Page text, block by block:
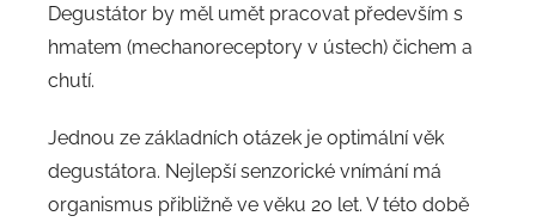
Degustátor by měl umět pracovat především s
hmatem (mechanoreceptory v ústech) čichem a
chutí.
Jednou ze základních otázek je optimální věk
degustátora. Nejlepší senzorické vnímání má
organismus přibližně ve věku 20 let. V této době